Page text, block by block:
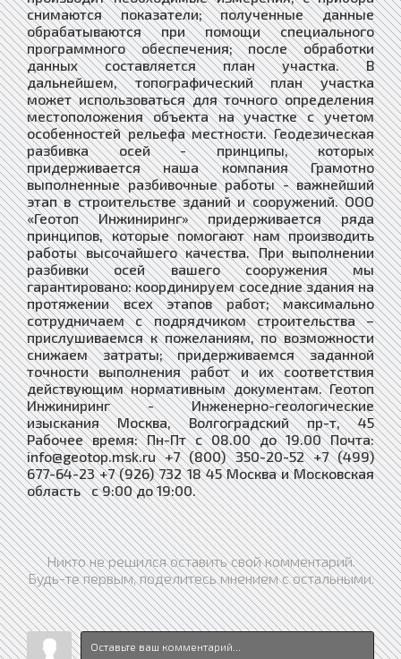
снимаются показатели; полученные данные
обрабатываются при помощи специального
программного обеспечения; после обработки
данных составляется план участка. В
дальнейшем, топографический план участка
может использоваться для точного определения
местоположения объекта на участке с учетом
особенностей рельефа местности. Геодезическая
разбивка осей - принципы, которых
придерживается наша компания Грамотно
выполненные разбивочные работы - важнейший
этап в строительстве зданий и сооружений. ООО
«Геотоп Инжиниринг» придерживается ряда
принципов, которые помогают нам производить
работы высочайшего качества. При выполнении
разбивки осей вашего сооружения мы
гарантировано: координируем соседние здания на
протяжении всех этапов работ; максимально
сотрудничаем с подрядчиком строительства –
прислушиваемся к пожеланиям, по возможности
снижаем затраты; придерживаемся заданной
точности выполнения работ и их соответствия
действующим нормативным документам. Геотоп
Инжиниринг - Инженерно-геологические
изыскания Москва, Волгоградский пр-т, 45
Рабочее время: Пн-Пт с 08.00 до 19.00 Почта:
info@geotop.msk.ru +7 (800) 350-20-52 +7 (499)
677-64-23 +7 (926) 732 18 45 Москва и Московская
область с 9:00 до 19:00.
Никто не решился оставить свой комментарий.
Будь-те первым, поделитесь мнением с остальными.